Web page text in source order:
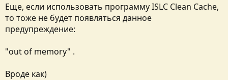
Еще, если использовать программу ISLC Clean Cache,
то тоже не будет появляться данное
предупреждение:
"out of memory" .
Вроде как)